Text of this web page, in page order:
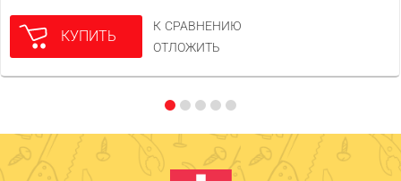
КУПИТЬ
К СРАВНЕНИЮ
ОТЛОЖИТЬ